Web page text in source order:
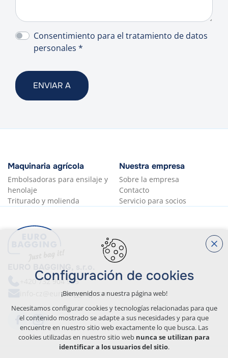
Consentimiento para el tratamiento de datos
personales *
+420 732 904 955
info-cz@eurobagging.com
Maquinaria agrícola
Embolsadoras para ensilaje y
henolaje
Triturado y molienda
Nuestra empresa
Sobre la empresa
Contacto
Servicio para socios
Configuración de cookies
¡Bienvenidos a nuestra página web!
Necesitamos configurar cookies y tecnologías relacionadas para que
el contenido mostrado se adapte a sus necesidades y para que
encuentre en nuestro sitio web exactamente lo que busca. Las
cookies utilizadas en nuestro sitio web nunca se utilizan para
identificar a los usuarios del sitio.